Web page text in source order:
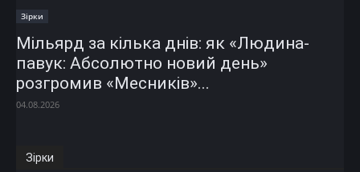
Зірки
Мільярд за кілька днів: як «Людина-
павук: Абсолютно новий день»
розгромив «Месників»...
04.08.2026
Зірки